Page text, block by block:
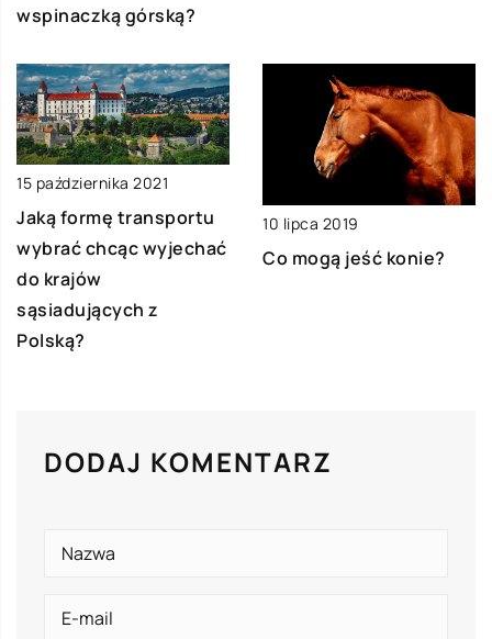
wspinaczką górską?
15 października 2021
Jaką formę transportu
wybrać chcąc wyjechać
do krajów
sąsiadujących z
Polską?
10 lipca 2019
Co mogą jeść konie?
DODAJ KOMENTARZ